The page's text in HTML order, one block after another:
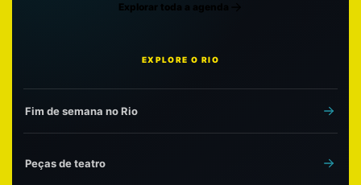
Explorar toda a agenda
EXPLORE O RIO
Fim de semana no Rio
Peças de teatro